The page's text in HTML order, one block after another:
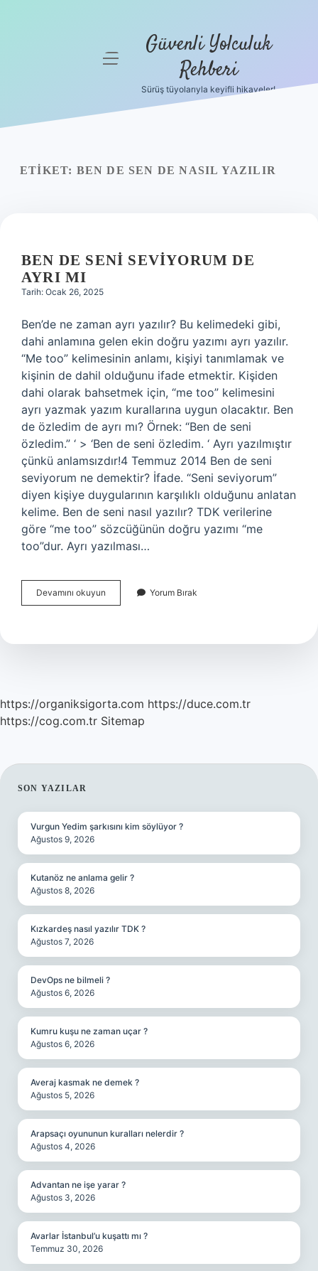
menüyü Güvenli Yolculuk
Rehberi
Sürüş tüyolarıyla keyifli hikayeler!
ETIKET: BEN DE SEN DE NASIL YAZILIR
BEN DE SENI SEVIYORUM DE
AYRI MI
Tarih: Ocak 26, 2025
Ben’de ne zaman ayrı yazılır? Bu kelimedeki gibi,
dahi anlamına gelen ekin doğru yazımı ayrı yazılır.
“Me too” kelimesinin anlamı, kişiyi tanımlamak ve
kişinin de dahil olduğunu ifade etmektir. Kişiden
dahi olarak bahsetmek için, “me too” kelimesini
ayrı yazmak yazım kurallarına uygun olacaktır. Ben
de özledim de ayrı mı? Örnek: “Ben de seni
özledim.” ‘ > ‘Ben de seni özledim. ‘ Ayrı yazılmıştır
çünkü anlamsızdır!4 Temmuz 2014 Ben de seni
seviyorum ne demektir? İfade. “Seni seviyorum”
diyen kişiye duygularının karşılıklı olduğunu anlatan
kelime. Ben de seni nasıl yazılır? TDK verilerine
göre “me too” sözcüğünün doğru yazımı “me
too”dur. Ayrı yazılması…
Devamını okuyun
De
De
Yorum Bırak
https://organiksigorta.com https://duce.com.tr
https://cog.com.tr Sitemap
SIDEBAR
SON YAZILAR
Vurgun Yedim şarkısını kim söylüyor ?
Ağustos 9, 2026
Kutanöz ne anlama gelir ?
Ağustos 8, 2026
Kızkardeş nasıl yazılır TDK ?
Ağustos 7, 2026
DevOps ne bilmeli ?
Ağustos 6, 2026
Kumru kuşu ne zaman uçar ?
Ağustos 6, 2026
Averaj kasmak ne demek ?
Ağustos 5, 2026
Arapsaçı oyununun kuralları nelerdir ?
Ağustos 4, 2026
Advantan ne işe yarar ?
Ağustos 3, 2026
Avarlar İstanbul’u kuşattı mı ?
Temmuz 30, 2026